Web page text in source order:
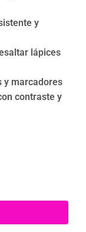
y
lápices
y marcadores
contraste y